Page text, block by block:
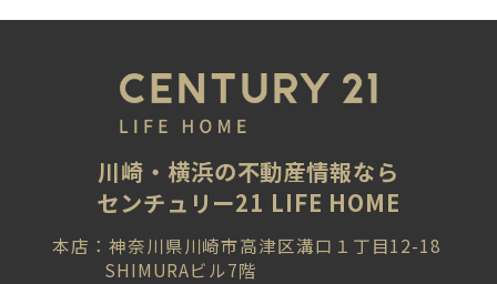
川崎・横浜の不動産情報なら
センチュリー21 LIFE HOME
本店：神奈川県川崎市高津区溝口１丁目12-18
SHIMURAビル7階